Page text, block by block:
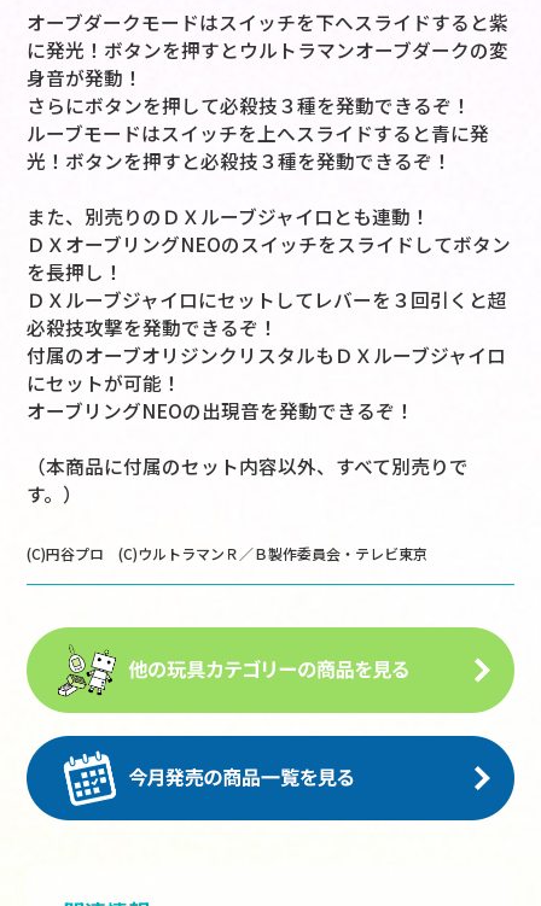
オーブダークモードはスイッチを下へスライドすると紫
に発光！ボタンを押すとウルトラマンオーブダークの変
身音が発動！
さらにボタンを押して必殺技３種を発動できるぞ！
ルーブモードはスイッチを上へスライドすると青に発
光！ボタンを押すと必殺技３種を発動できるぞ！
また、別売りのＤＸルーブジャイロとも連動！
ＤＸオーブリングNEOのスイッチをスライドしてボタン
を長押し！
ＤＸルーブジャイロにセットしてレバーを３回引くと超
必殺技攻撃を発動できるぞ！
付属のオーブオリジンクリスタルもＤＸルーブジャイロ
にセットが可能！
オーブリングNEOの出現音を発動できるぞ！
（本商品に付属のセット内容以外、すべて別売りで
す。）
(C)円谷プロ (C)ウルトラマンＲ／Ｂ製作委員会・テレビ東京